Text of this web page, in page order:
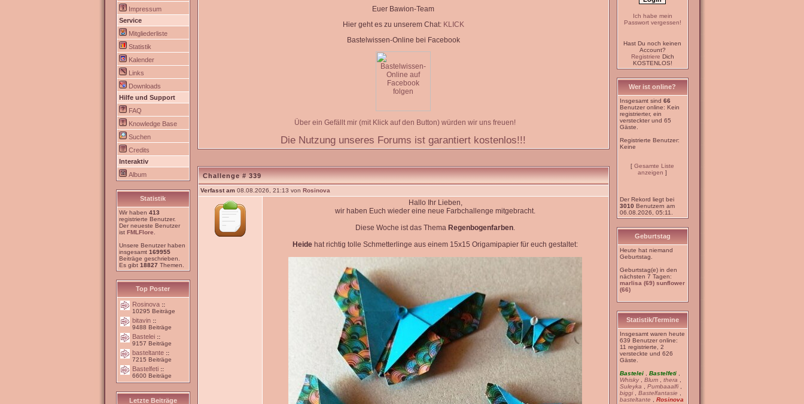
Impressum
Service
Mitgliederliste
Statistik
Kalender
Links
Downloads
Hilfe und Support
FAQ
Knowledge Base
Suchen
Credits
Interaktiv
Album
Statistik
Wir haben 413
registrierte Benutzer.
Der neueste Benutzer
ist FMLFlore
Unsere Benutzer haben
insgesamt 169955
Beiträge geschrieben.
Es gibt 18827 Themen.
Top Poster
Rosinova ::
10295 Beiträge
bitavin ::
9488 Beiträge
Bastelei ::
9157 Beiträge
basteltante ::
7215 Beiträge
Bastelfeti ::
6600 Beiträge
Letzte Beiträge
Euer Bawion-Team
Hier geht es zu unserem Chat: KLICK
Bastelwissen-Online bei Facebook
Über ein Gefällt mir (mit Klick auf den Button) würden wir uns freuen!
Die Nutzung unseres Forums ist garantiert kostenlos!!!
Challenge # 339
Verfasst am08.08.2026, 21:13 von Rosinova
Hallo Ihr Lieben,
wir haben Euch wieder eine neue Farbchallenge mitgebracht.
Diese Woche ist das Thema Regenbogenfarben.
Heide hat richtig tolle Schmetterlinge aus einem 15x15 Origamipapier für euch gestaltet:
Ich habe mein
Passwort vergessen!
Hast Du noch keinen
Account?
Registriere Dich
KOSTENLOS!
Wer ist online?
Insgesamt sind 66
Benutzer online: Kein
registrierter, ein
versteckter und 65
Gäste.
Registrierte Benutzer:
Keine
[ Gesamte Liste
anzeigen ]
Der Rekord liegt bei
3010 Benutzern am
06.08.2026, 05:11.
Geburtstag
Heute hat niemand
Geburtstag.
Geburtstag(e) in den
nächsten 7 Tagen:
marlisa (69) sunflower
(66)
Statistik/Termine
Insgesamt waren heute
639 Benutzer online:
11 registrierte, 2
versteckte und 626
Gäste.
Bastelei
Bastelfeti
Whisky
Blum thera
Suleyka
Pumbaaalfi
biggi
Bastelfantasie
basteltante
Rosinova